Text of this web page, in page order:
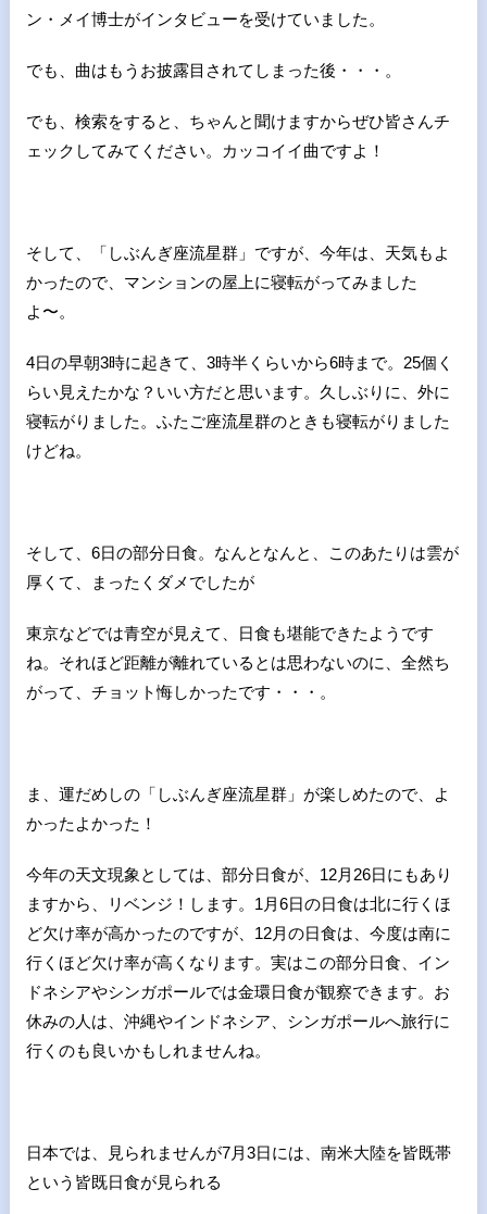
ン・メイ博士がインタビューを受けていました。
でも、曲はもうお披露目されてしまった後・・・。
でも、検索をすると、ちゃんと聞けますからぜひ皆さんチ
ェックしてみてください。カッコイイ曲ですよ！
そして、「しぶんぎ座流星群」ですが、今年は、天気もよ
かったので、マンションの屋上に寝転がってみました
よ〜。
4日の早朝3時に起きて、 3時半くらいから6時まで。 25個く
らい見えたかな？いい方だと思います。久しぶりに、外に
寝転がりました。ふたご座流星群のときも寝転がりました
けどね。
そして、 6日の部分日食。なんとなんと、このあたりは雲が
厚くて、まったくダメでしたが
東京などでは青空が見えて、日食も堪能できたようです
ね。それほど距離が離れているとは思わないのに、全然ち
がって、チョット悔しかったです・・・。
ま、運だめしの「しぶんぎ座流星群」が楽しめたので、よ
かったよかった！
今年の天文現象としては、部分日食が、 12月 26日にもあり
ますから、リベンジ！します。 1 月6日の日食は北に行くほ
ど欠け率が高かったのですが、 12月の日食は、今度は南に
行くほど欠け率が高くなります。実はこの部分日食、イン
ドネシアやシンガポールでは金環日食が観察できます。お
休みの人は、沖縄やインドネシア、シンガポールへ旅行に
行くのも良いかもしれませんね。
日本では、見られませんが7月3日には、南米大陸を皆既帯
という皆既日食が見られる